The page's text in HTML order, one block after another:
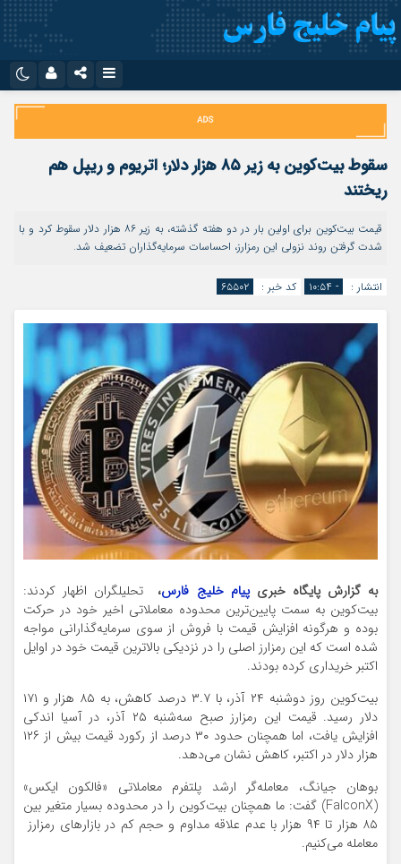
اینستاگرام
تلگرام
سروش
ایتا
آپارات
اپلیکیشن
نام کاربری یا نشانی ایمیل
رمز عبور
مرا به خاطر بسپار
سقوط بیت‌کوین به زیر ۸۵ هزار دلار؛ اتریوم و ریپل هم
ریختند
قیمت بیت‌کوین برای اولین بار در دو هفته گذشته، به زیر ۸۶ هزار دلار سقوط کرد و با
شدت گرفتن روند نزولی این رمزارز، احساسات سرمایه‌گذاران تضعیف شد.
انتشار : - ۱۰:۵۴ کد خبر : ۶۵۵۰۲
به گزارش پایگاه خبریپیام خلیج فارس، تحلیلگران اظهار کردند:
بیت‌کوین به سمت پایین‌ترین محدوده معاملاتی اخیر خود در حرکت
بوده و هرگونه افزایش قیمت با فروش از سوی سرمایه‌گذارانی مواجه
شده است که این رمزارز اصلی را در نزدیکی بالاترین قیمت خود در اوایل
اکتبر خریداری کرده بودند.
بیت‌کوین روز دوشنبه ۲۴ آذر، با ۳.۷ درصد کاهش، به ۸۵ هزار و ۱۷۱
دلار رسید. قیمت این رمزارز صبح سه‌شنبه ۲۵ آذر، در آسیا اندکی
افزایش یافت، اما همچنان حدود ۳۰ درصد از رکورد قیمت بیش از ۱۲۶
هزار دلار در اکتبر، کاهش نشان می‌دهد.
بوهان جیانگ، معامله‌گر ارشد پلتفرم معاملاتی «فالکون ایکس»
(FalconX) گفت: ما همچنان بیت‌کوین را در محدوده بسیار متغیر بین
۸۵ هزار تا ۹۴ هزار با عدم علاقه مداوم و حجم کم در بازارهای رمزارز
معامله می‌کنیم.